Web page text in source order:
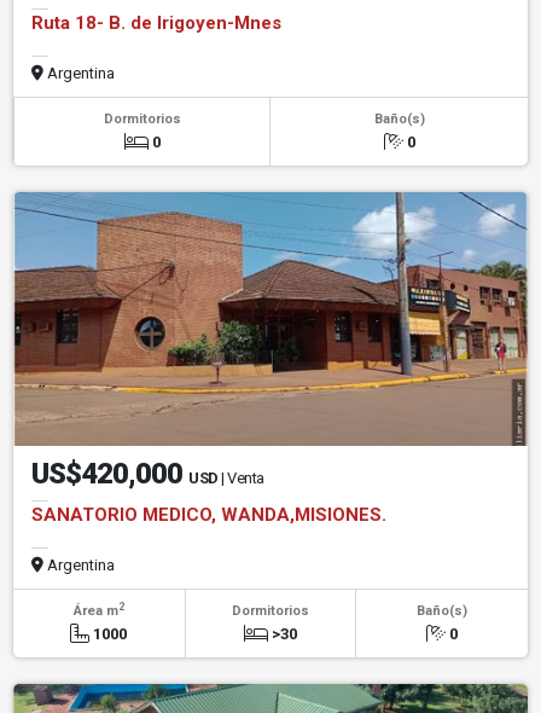
Ruta 18- B. de Irigoyen-Mnes
Argentina
Dormitorios
0
Baño(s)
0
US$420,000 USD | Venta
SANATORIO MEDICO, WANDA,MISIONES.
Argentina
Área m2
1000
Dormitorios
>30
Baño(s)
0